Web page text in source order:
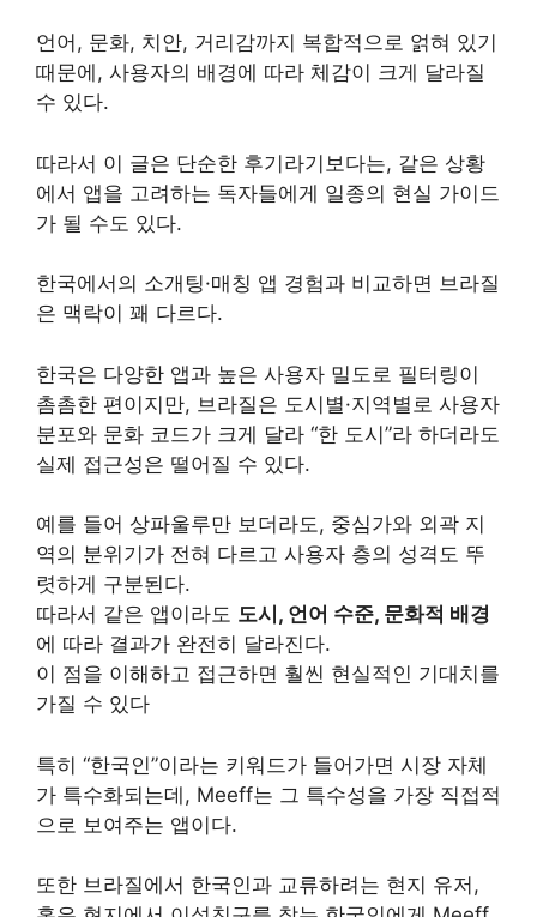
언어, 문화, 치안, 거리감까지 복합적으로 얽혀 있기
때문에, 사용자의 배경에 따라 체감이 크게 달라질
수 있다.
따라서 이 글은 단순한 후기라기보다는, 같은 상황
에서 앱을 고려하는 독자들에게 일종의 현실 가이드
가 될 수도 있다.
한국에서의 소개팅·매칭 앱 경험과 비교하면 브라질
은 맥락이 꽤 다르다.
한국은 다양한 앱과 높은 사용자 밀도로 필터링이
촘촘한 편이지만, 브라질은 도시별·지역별로 사용자
분포와 문화 코드가 크게 달라 “한 도시”라 하더라도
실제 접근성은 떨어질 수 있다.
예를 들어 상파울루만 보더라도, 중심가와 외곽 지
역의 분위기가 전혀 다르고 사용자 층의 성격도 뚜
렷하게 구분된다.
따라서 같은 앱이라도 도시, 언어 수준, 문화적 배경
에 따라 결과가 완전히 달라진다.
이 점을 이해하고 접근하면 훨씬 현실적인 기대치를
가질 수 있다
특히 “한국인”이라는 키워드가 들어가면 시장 자체
가 특수화되는데, Meeff는 그 특수성을 가장 직접적
으로 보여주는 앱이다.
또한 브라질에서 한국인과 교류하려는 현지 유저,